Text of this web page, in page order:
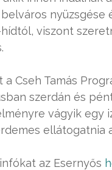
nyüzsgése
viszont
a Cseh Tamás
szerdán és
vágyik egy
ellátogatnia
az Esernyős